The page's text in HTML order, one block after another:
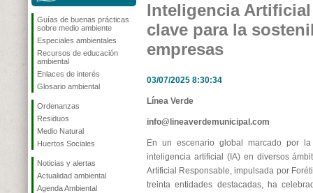
Guías de buenas prácticas
sobre medio ambiente
Especiales ambientales
Recursos de educación
ambiental
Enlaces de interés
Glosario ambiental
Ordenanzas
Residuos
Medio Natural
Huertos Sociales
Noticias y alertas
Actualidad ambiental
Agenda Ambiental
Inteligencia
clave para la
empresas
03/07/2025 8:30:34
Línea Verde
info@lineaverdemunicipal.com
En un escenario global marcado por
inteligencia artificial (IA) en diversos
Artificial Responsable, impulsada por
treinta entidades destacadas, ha